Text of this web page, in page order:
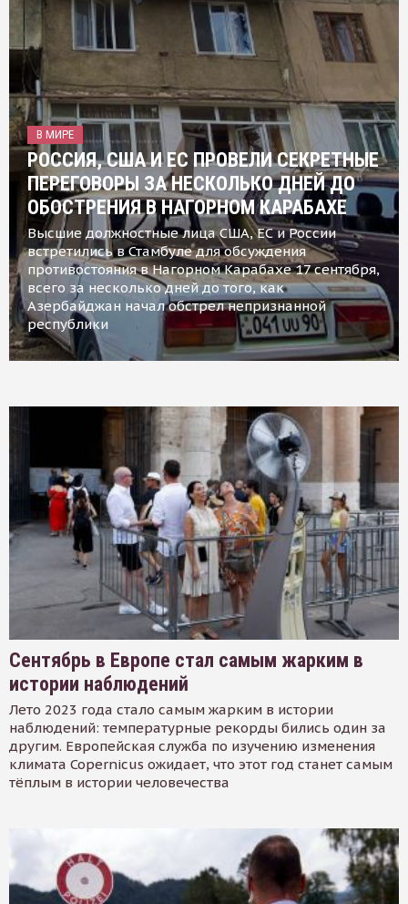
В МИРЕ
РОССИЯ, США И ЕС ПРОВЕЛИ СЕКРЕТНЫЕ
ПЕРЕГОВОРЫ ЗА НЕСКОЛЬКО ДНЕЙ ДО
ОБОСТРЕНИЯ В НАГОРНОМ КАРАБАХЕ
Высшие должностные лица США, ЕС и России
встретились в Стамбуле для обсуждения
противостояния в Нагорном Карабахе 17 сентября,
всего за несколько дней до того, как
Азербайджан начал обстрел непризнанной
республики
Сентябрь в Европе стал самым жарким в
истории наблюдений
Лето 2023 года стало самым жарким в истории
наблюдений: температурные рекорды бились один за
другим. Европейская служба по изучению изменения
климата Copernicus ожидает, что этот год станет самым
тёплым в истории человечества